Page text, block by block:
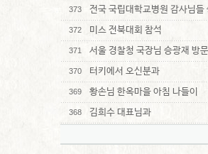
373 전국 국립대학교병원 감사님들
372 미스 전북대회 참석
371 서울 경찰청 국장님 승광재 방문
370 터키에서 오신분과
369 황손님 한옥마을 아침 나들이
368 김희수 대표님과